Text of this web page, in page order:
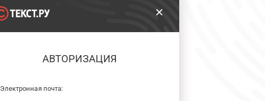
АВТОРИЗАЦИЯ
Электронная почта: